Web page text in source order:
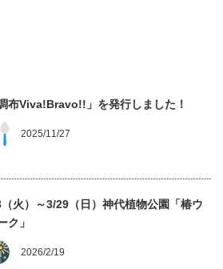
調布Viva!Bravo!!」を発行しました！
2025/11/27
火）～3/29（日）神代植物公園「椿ウ
ク」
2026/2/19